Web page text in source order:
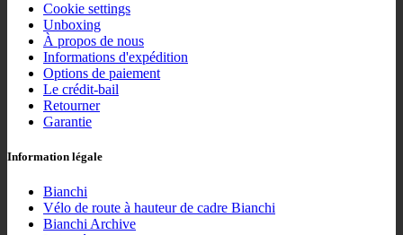
Cookie settings
Unboxing
À propos de nous
Informations d'expédition
Options de paiement
Le crédit-bail
Retourner
Garantie
Information légale
Bianchi
Vélo de route à hauteur de cadre Bianchi
Bianchi Archive